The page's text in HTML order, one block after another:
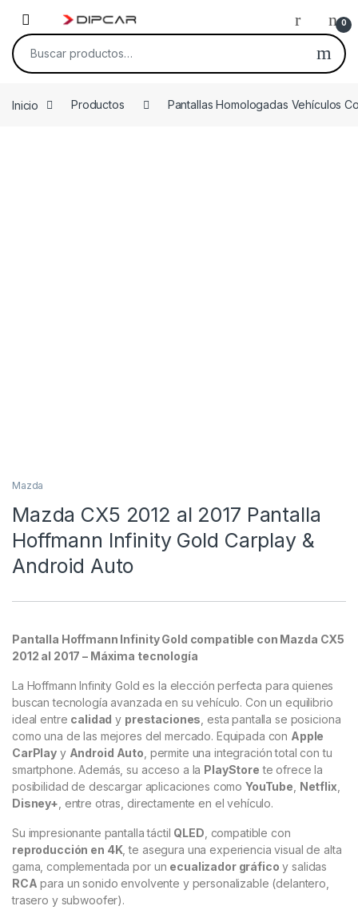
0
Buscar por:
Inicio Productos Pantallas Homologadas Vehículos
Mazda
Mazda CX5 2012 al 2017 Pantalla
Hoffmann Infinity Gold Carplay &
Android Auto
Pantalla Hoffmann Infinity Gold compatible con Mazda CX5
2012 al 2017 – Máxima tecnología
La Hoffmann Infinity Gold es la elección perfecta para quienes
buscan tecnología avanzada en su vehículo. Con un equilibrio
ideal entre calidad y prestaciones , esta pantalla se posiciona
como una de las mejores del mercado. Equipada con Apple
CarPlay y Android Auto , permite una integración total con tu
smartphone. Además, su acceso a la PlayStore te ofrece la
posibilidad de descargar aplicaciones como YouTube Netflix
Disney+ , entre otras, directamente en el vehículo.
Su impresionante pantalla táctil QLED , compatible con
reproducción en 4K, te asegura una experiencia visual de alta
gama, complementada por un ecualizador gráfico y salidas
RCA para un sonido envolvente y personalizable (delantero,
trasero y subwoofer).